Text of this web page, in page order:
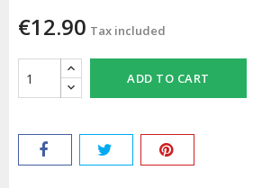
€12.90 Tax included
ADD TO CART